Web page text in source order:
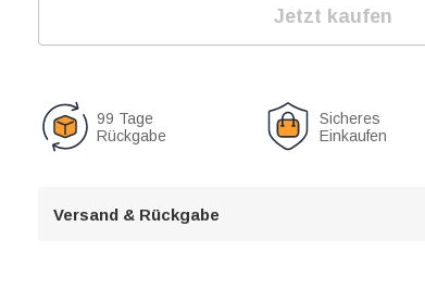
Jetzt kaufen
99 Tage
Rückgabe
Sicheres
Einkaufen
Versand & Rückgabe